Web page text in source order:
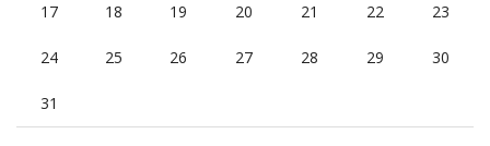
17 18 19 20 21 22 23
24 25 26 27 28 29 30
31